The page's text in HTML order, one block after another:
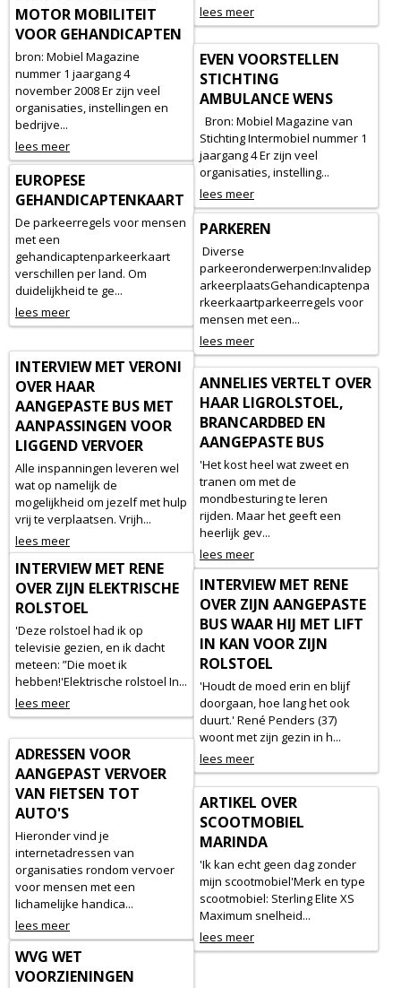
lees meer
MOTOR MOBILITEIT
VOOR GEHANDICAPTEN
bron: Mobiel Magazine
nummer 1 jaargang 4
november 2008 Er zijn veel
organisaties, instellingen en
bedrijve...
lees meer
EVEN VOORSTELLEN
STICHTING
AMBULANCE WENS
Bron: Mobiel Magazine van
Stichting Intermobiel nummer 1
jaargang 4 Er zijn veel
organisaties, instelling...
lees meer
EUROPESE
GEHANDICAPTENKAART
De parkeerregels voor mensen
met een
gehandicaptenparkeerkaart
verschillen per land. Om
duidelijkheid te ge...
lees meer
PARKEREN
Diverse
parkeeronderwerpen:Invalidep
arkeerplaatsGehandicaptenpa
rkeerkaartparkeerregels voor
mensen met een...
lees meer
INTERVIEW MET VERONI
OVER HAAR
AANGEPASTE BUS MET
AANPASSINGEN VOOR
LIGGEND VERVOER
Alle inspanningen leveren wel
wat op namelijk de
mogelijkheid om jezelf met hulp
vrij te verplaatsen. Vrijh...
lees meer
ANNELIES VERTELT OVER
HAAR LIGROLSTOEL,
BRANCARDBED EN
AANGEPASTE BUS
'Het kost heel wat zweet en
tranen om met de
mondbesturing te leren
rijden. Maar het geeft een
heerlijk gev...
lees meer
INTERVIEW MET RENE
OVER ZIJN ELEKTRISCHE
ROLSTOEL
'Deze rolstoel had ik op
televisie gezien, en ik dacht
meteen: ”Die moet ik
hebben!'Elektrische rolstoel In...
lees meer
INTERVIEW MET RENE
OVER ZIJN AANGEPASTE
BUS WAAR HIJ MET LIFT
IN KAN VOOR ZIJN
ROLSTOEL
'Houdt de moed erin en blijf
doorgaan, hoe lang het ook
duurt.' René Penders (37)
woont met zijn gezin in h...
lees meer
ADRESSEN VOOR
AANGEPAST VERVOER
VAN FIETSEN TOT
AUTO'S
Hieronder vind je
internetadressen van
organisaties rondom vervoer
voor mensen met een
lichamelijke handica...
lees meer
ARTIKEL OVER
SCOOTMOBIEL
MARINDA
'Ik kan echt geen dag zonder
mijn scootmobiel'Merk en type
scootmobiel: Sterling Elite XS
Maximum snelheid...
lees meer
WVG WET
VOORZIENINGEN